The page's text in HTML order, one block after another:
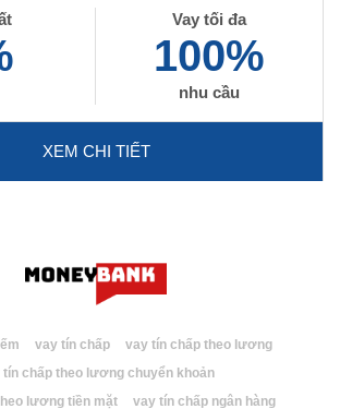
Vay tối đa
100%
nhu cầu
XEM CHI TIẾT
vay tín chấp
vay tín chấp theo lương
tín chấp theo lương chuyển khoản
lương tiền mặt
vay tín chấp ngân hàng